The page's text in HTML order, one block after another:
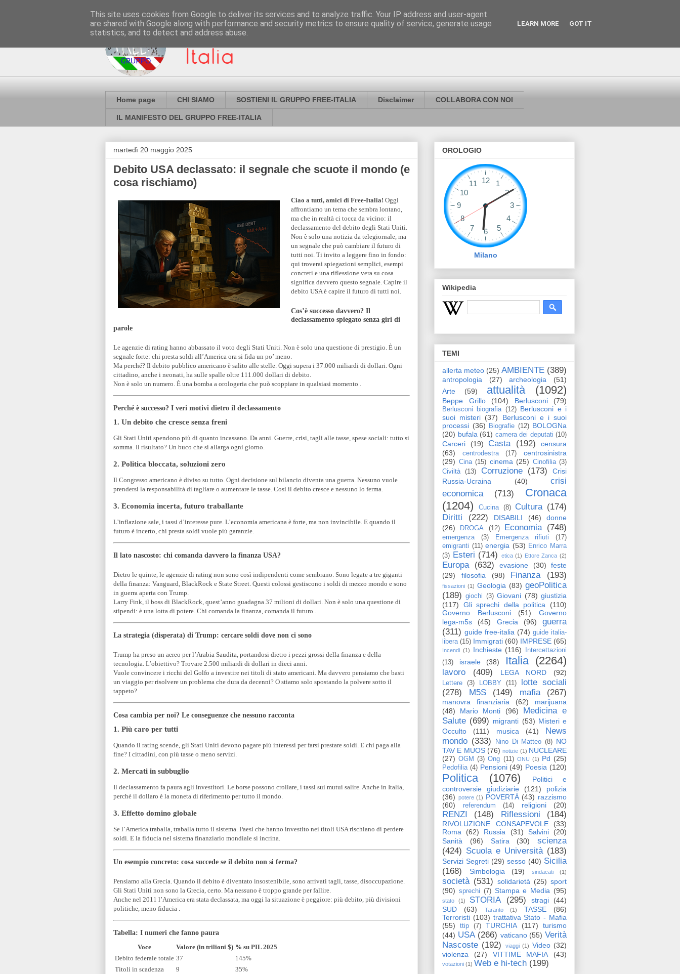
Home page CHI SIAMO SOSTIENI IL GRUPPO FREE-ITALIA Disclaimer COLLABORA CON NOI
IL MANIFESTO DEL GRUPPO FREE-ITALIA
martedì 20 maggio 2025
Debito USA declassato: il segnale che scuote il mondo (e
cosa rischiamo)
Ciao a tutti, amici di Free-Italia! Oggi
affrontiamo un tema che sembra lontano,
ma che in realtà ci tocca da vicino: il
declassamento del debito degli Stati Uniti.
Non è solo una notizia da telegiornale, ma
un segnale che può cambiare il futuro di
tutti noi. Ti invito a leggere fino in fondo:
qui troverai spiegazioni semplici, esempi
concreti e una riflessione vera su cosa
significa davvero questo segnale. Capire il
debito USA è capire il futuro di tutti noi.
Cos’è successo davvero? Il
declassamento spiegato senza giri di
parole
Le agenzie di rating hanno abbassato il voto degli Stati Uniti. Non è solo una questione di prestigio. È un
segnale forte: chi presta soldi all’America ora si fida un po’ meno.
Ma perché? Il debito pubblico americano è salito alle stelle. Oggi supera i 37.000 miliardi di dollari. Ogni
cittadino, anche i neonati, ha sulle spalle oltre 111.000 dollari di debito.
Non è solo un numero. È una bomba a orologeria che può scoppiare in qualsiasi momento .
Perché è successo? I veri motivi dietro il declassamento
1. Un debito che cresce senza freni
Gli Stati Uniti spendono più di quanto incassano. Da anni. Guerre, crisi, tagli alle tasse, spese sociali: tutto si
somma. Il risultato? Un buco che si allarga ogni giorno.
2. Politica bloccata, soluzioni zero
Il Congresso americano è diviso su tutto. Ogni decisione sul bilancio diventa una guerra. Nessuno vuole
prendersi la responsabilità di tagliare o aumentare le tasse. Così il debito cresce e nessuno lo ferma.
3. Economia incerta, futuro traballante
L’inflazione sale, i tassi d’interesse pure. L’economia americana è forte, ma non invincibile. E quando il
futuro è incerto, chi presta soldi vuole più garanzie.
Il lato nascosto: chi comanda davvero la finanza USA?
Dietro le quinte, le agenzie di rating non sono così indipendenti come sembrano. Sono legate a tre giganti
della finanza: Vanguard, BlackRock e State Street. Questi colossi gestiscono i soldi di mezzo mondo e sono
in guerra aperta con Trump.
Larry Fink, il boss di BlackRock, quest’anno guadagna 37 milioni di dollari. Non è solo una questione di
stipendi: è una lotta di potere. Chi comanda la finanza, comanda il futuro .
La strategia (disperata) di Trump: cercare soldi dove non ci sono
Trump ha preso un aereo per l’Arabia Saudita, portandosi dietro i pezzi grossi della finanza e della
tecnologia. L’obiettivo? Trovare 2.500 miliardi di dollari in dieci anni.
Vuole convincere i ricchi del Golfo a investire nei titoli di stato americani. Ma davvero pensiamo che basti
un viaggio per risolvere un problema che dura da decenni? O stiamo solo spostando la polvere sotto il
tappeto?
Cosa cambia per noi? Le conseguenze che nessuno racconta
1. Più caro per tutti
Quando il rating scende, gli Stati Uniti devono pagare più interessi per farsi prestare soldi. E chi paga alla
fine? I cittadini, con più tasse o meno servizi.
2. Mercati in subbuglio
Il declassamento fa paura agli investitori. Le borse possono crollare, i tassi sui mutui salire. Anche in Italia,
perché il dollaro è la moneta di riferimento per tutto il mondo.
3. Effetto domino globale
Se l’America traballa, traballa tutto il sistema. Paesi che hanno investito nei titoli USA rischiano di perdere
soldi. E la fiducia nel sistema finanziario mondiale si incrina.
Un esempio concreto: cosa succede se il debito non si ferma?
Pensiamo alla Grecia. Quando il debito è diventato insostenibile, sono arrivati tagli, tasse, disoccupazione.
Gli Stati Uniti non sono la Grecia, certo. Ma nessuno è troppo grande per fallire.
Anche nel 2011 l’America era stata declassata, ma oggi la situazione è peggiore: più debito, più divisioni
politiche, meno fiducia .
Tabella: I numeri che fanno paura
Voce
Valore (in trilioni $) % su PIL 2025
Debito federale totale 37
145%
Titoli in scadenza
9
35%
OROLOGIO
Milano
Wikipedia
TEMI
allerta meteo (25) AMBIENTE (389)
antropologia (27) archeologia
(51)
Arte
(59) attualità (1092)
Beppe Grillo (104) Berlusconi (79)
Berlusconi biografia (12) Berlusconi e i
suoi misteri (37)
Berlusconi e i suoi
processi (36) Biografie (12) BOLOGNa
(20) bufala (61) camera dei deputati (10)
Carceri (19) Casta (192)
censura
(63)
centrodestra (17)
centrosinistra
(29) Cina (15) cinema (25) Cinofilia (3)
Civiltà
(13) Corruzione (173)
Crisi
Russia-Ucraina
(40)
crisi
economica
(713)
Cronaca
(1204)
Cucina (8) Cultura (174)
Diritti
(222) DISABILI (46)
donne
(26)
DROGA (12) Economia (748)
emergenza (3) Emergenza rifiuti
(17)
emigranti (11) energia (53) Enrico Marra
(3) Esteri (714) etica (1) Ettore Zanca (2)
Europa (632) evasione (30)
feste
(29)
filosofia (98) Finanza (193)
fissazioni (1) Geologia (83) geoPolitica
(189)
giochi (3) Giovani (78) giustizia
(117)
Gli sprechi della politica
(110)
Governo Berlusconi
(51)
Governo
lega-m5s
(45) Grecia (96)
guerra
(311) guide free-italia (74) guide italia-
libera (15) Immigrati (60) IMPRESE (65)
Incendi (1) Inchieste (116)
Intercettazioni
(13)
israele (38) Italia (2264)
lavoro (409) LEGA NORD (92)
Lettere (3) LOBBY (11)
lotte sociali
(278)
M5S (149) mafia (267)
manovra finanziaria (62)
marijuana
(48)
Mario Monti (96)
Medicina e
Salute (699) migranti (53) Misteri e
Occulto
(111) musica (41)
News
mondo (333) Nino Di Matteo (8) NO
TAV E MUOS (76) notizie (1) NUCLEARE
(27) OGM (3) Ong (11) ONU (1) Pd (25)
Pedofilia (4) Pensioni (49) Poesia (120)
Politica (1076)
Politici e
controversie giudiziarie
(121)
polizia
(36) potere (1) POVERTÀ (43) razzismo
(60)
referendum (14) religioni (20)
RENZI (148) Riflessioni (184)
RIVOLUZIONE CONSAPEVOLE
(33)
Roma
(62) Russia (31) Salvini
(20)
Sanità
(96) Satira (30)
scienza
(424) Scuola e Università (183)
Servizi Segreti (29) sesso (40) Sicilia
(168)
Simbologia (19) sindacati (1)
società (531) solidarietà (25) sport
(90) sprechi (7) Stampa e Media (95)
stato (1) STORIA (295) stragi
(44)
SUD
(63) Taranto (1) TASSE
(86)
Terroristi (103) trattativa Stato - Mafia
(55)
ttip (7) TURCHIA (117)
turismo
(44) USA (266) vaticano (55) Verità
Nascoste (192) viaggi (1) Video (32)
violenza
(27) VITTIME MAFIA (43)
votazioni (1) Web e hi-tech (199)
This site uses cookies from Google to deliver its services and to analyze traffic. Your IP address and user-agent
are shared with Google along with performance and security metrics to ensure quality of service, generate usage
statistics, and to detect and address abuse.
LEARN MORE GOT IT